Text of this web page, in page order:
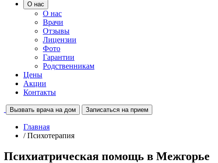
О нас
О нас
Врачи
Отзывы
Лицензии
Фото
Гарантии
Родственникам
Цены
Акции
Контакты
Вызвать врача на дом Записаться на прием
Главная
/ Психотерапия
Психиатрическая помощь в Межгорье